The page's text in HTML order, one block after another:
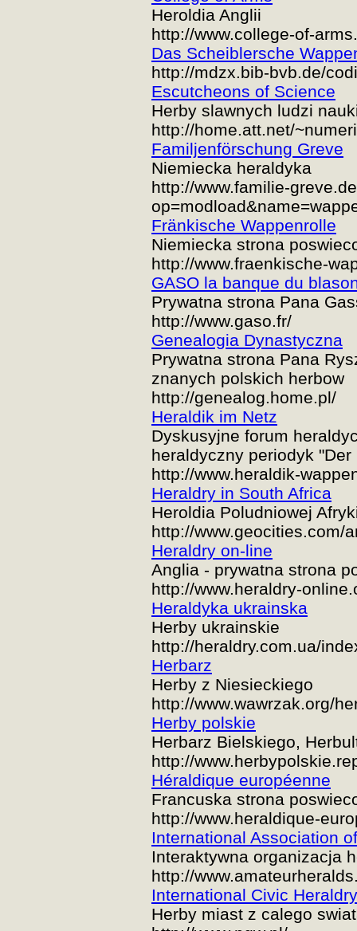
Heroldia Anglii
http://www.college-of-
Das Scheiblersche
http://mdzx.bib-bvb.de/
Escutcheons of Science
Herby slawnych ludzi
http://home.att.net/
Familjenförschung Greve
Niemiecka heraldyka
http://www.familie-
Fränkische Wappenrolle
Niemiecka strona
http://www.fraenkische-
GASO la banque du
Prywatna strona Pana
http://www.gaso.fr/
Genealogia Dynastyczna
Prywatna strona Pana
znanych polskich herbow
http://genealog.home.pl/
Heraldik im Netz
Dyskusyjne forum
heraldyczny periodyk "Der
http://www.heraldik-
Heraldry in South Africa
Heroldia Poludniowej
http://www.geocities.com/
Heraldry on-line
Anglia - prywatna strona
http://www.heraldry-
Heraldyka ukrainska
Herby ukrainskie
http://heraldry.com.ua/
Herbarz
Herby z Niesieckiego
http://www.wawrzak.org/
Herby polskie
Herbarz Bielskiego,
http://
Héraldique européenne
Francuska strona
http://www.heraldique-
International Association
Interaktywna organizacja
http://
International Civic Heraldry
Herby miast z calego